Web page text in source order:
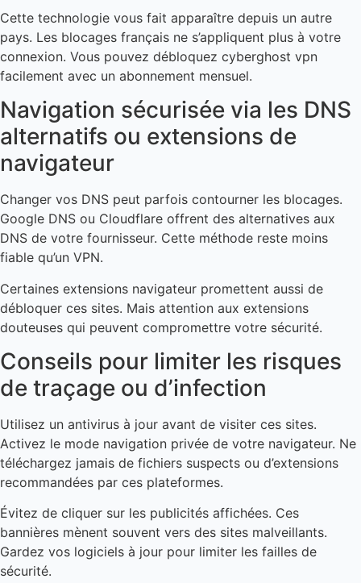
Cette technologie vous fait apparaître depuis un autre
pays. Les blocages français ne s’appliquent plus à votre
connexion. Vous pouvez débloquez cyberghost vpn
facilement avec un abonnement mensuel.
Navigation sécurisée via les DNS
alternatifs ou extensions de
navigateur
Changer vos DNS peut parfois contourner les blocages.
Google DNS ou Cloudflare offrent des alternatives aux
DNS de votre fournisseur. Cette méthode reste moins
fiable qu’un VPN.
Certaines extensions navigateur promettent aussi de
débloquer ces sites. Mais attention aux extensions
douteuses qui peuvent compromettre votre sécurité.
Conseils pour limiter les risques
de traçage ou d’infection
Utilisez un antivirus à jour avant de visiter ces sites.
Activez le mode navigation privée de votre navigateur. Ne
téléchargez jamais de fichiers suspects ou d’extensions
recommandées par ces plateformes.
Évitez de cliquer sur les publicités affichées. Ces
bannières mènent souvent vers des sites malveillants.
Gardez vos logiciels à jour pour limiter les failles de
sécurité.